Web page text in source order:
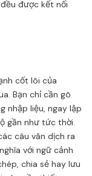
được kết nối
cốt lõi của
Bạn chỉ cần gõ
nhập liệu, ngay lập
gần như tức thời.
câu văn dịch ra
với ngữ cảnh
chia sẻ hay lưu